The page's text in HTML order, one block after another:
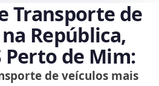
Transporte de
República,
Perto de Mim:
de veículos mais